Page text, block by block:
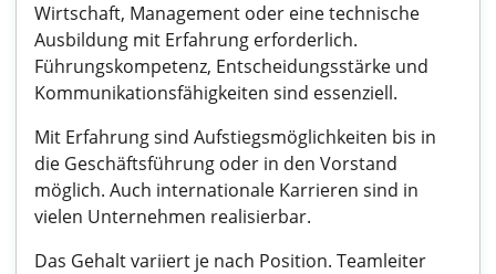
Wirtschaft, Management oder eine technische
Ausbildung mit Erfahrung erforderlich.
Führungskompetenz, Entscheidungsstärke und
Kommunikationsfähigkeiten sind essenziell.
Mit Erfahrung sind Aufstiegsmöglichkeiten bis in
die Geschäftsführung oder in den Vorstand
möglich. Auch internationale Karrieren sind in
vielen Unternehmen realisierbar.
Das Gehalt variiert je nach Position. Teamleiter